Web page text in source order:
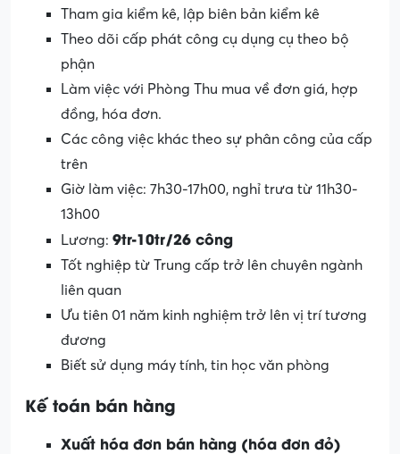
Tham gia kiểm kê, lập biên bản kiểm kê
Theo dõi cấp phát công cụ dụng cụ theo bộ
phận
Làm việc với Phòng Thu mua về đơn giá, hợp
đồng, hóa đơn.
Các công việc khác theo sự phân công của cấp
trên
Giờ làm việc: 7h30-17h00, nghỉ trưa từ 11h30-
13h00
Lương: 9tr-10tr/26 công
Tốt nghiệp từ Trung cấp trở lên chuyên ngành
liên quan
Ưu tiên 01 năm kinh nghiệm trở lên vị trí tương
đương
Biết sử dụng máy tính, tin học văn phòng
Kế toán bán hàng
Xuất hóa đơn bán hàng (hóa đơn đỏ)